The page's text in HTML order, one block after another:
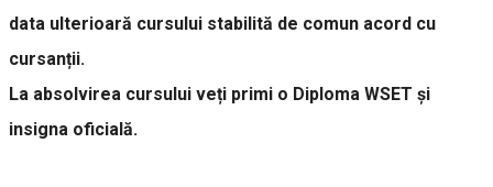
data ulterioară cursului stabilită de comun acord cu
cursanții.
La absolvirea cursului veți primi o Diploma WSET și
insigna oficială.